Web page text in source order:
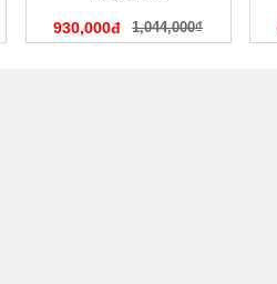
930,000đ 1,044,000₫